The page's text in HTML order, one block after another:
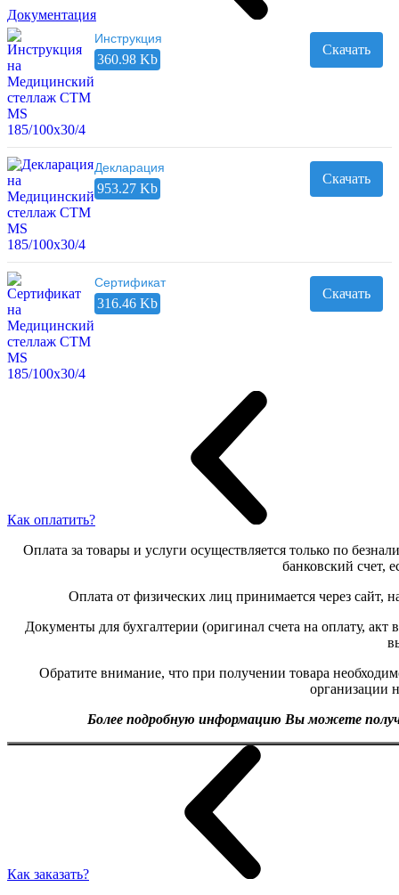
Документация
Инструкция
360.98 Kb
Скачать
Декларация
953.27 Kb
Скачать
Сертификат
316.46 Kb
Скачать
Как оплатить?
Оплата за товары и услуги осуществляется только по
банковский счет,
Оплата от физических лиц принимается через сайт,
Документы для бухгалтерии (оригинал счета на оплату,
Обратите внимание, что при получении товара
организации
Более подробную информацию Вы можете
Как заказать?